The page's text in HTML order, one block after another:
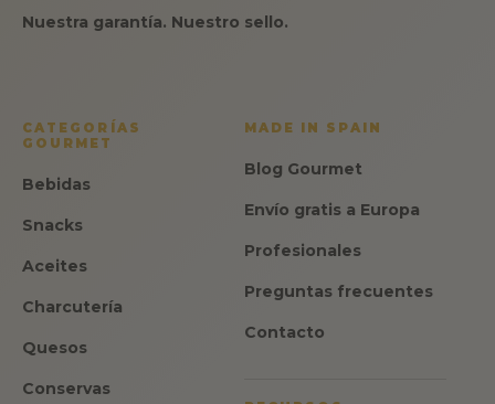
Nuestra garantía. Nuestro sello.
CATEGORÍAS
GOURMET
Bebidas
Snacks
Aceites
Charcutería
Quesos
Conservas
MADE IN SPAIN
Blog Gourmet
Envío gratis a Europa
Profesionales
Preguntas frecuentes
Contacto